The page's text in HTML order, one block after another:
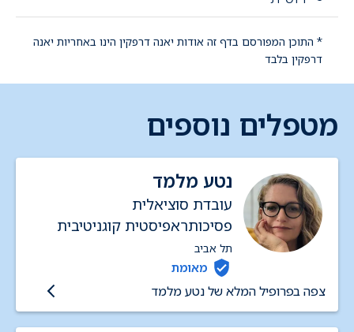
* התוכן המפורסם בדף זה אודות יאנה דרפקין הינו באחריות יאנה
דרפקין בלבד
מטפלים נוספים
נטע מלמד
עובדת סוציאלית
פסיכותראפיסטית קוגניטיבית
התנהגותית
תל אביב
מאומת
צפה בפרופיל המלא של נטע מלמד